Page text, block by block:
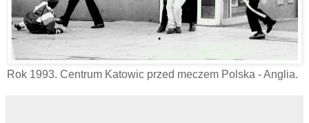
Rok 1993. Centrum Katowic przed meczem Polska - Anglia.